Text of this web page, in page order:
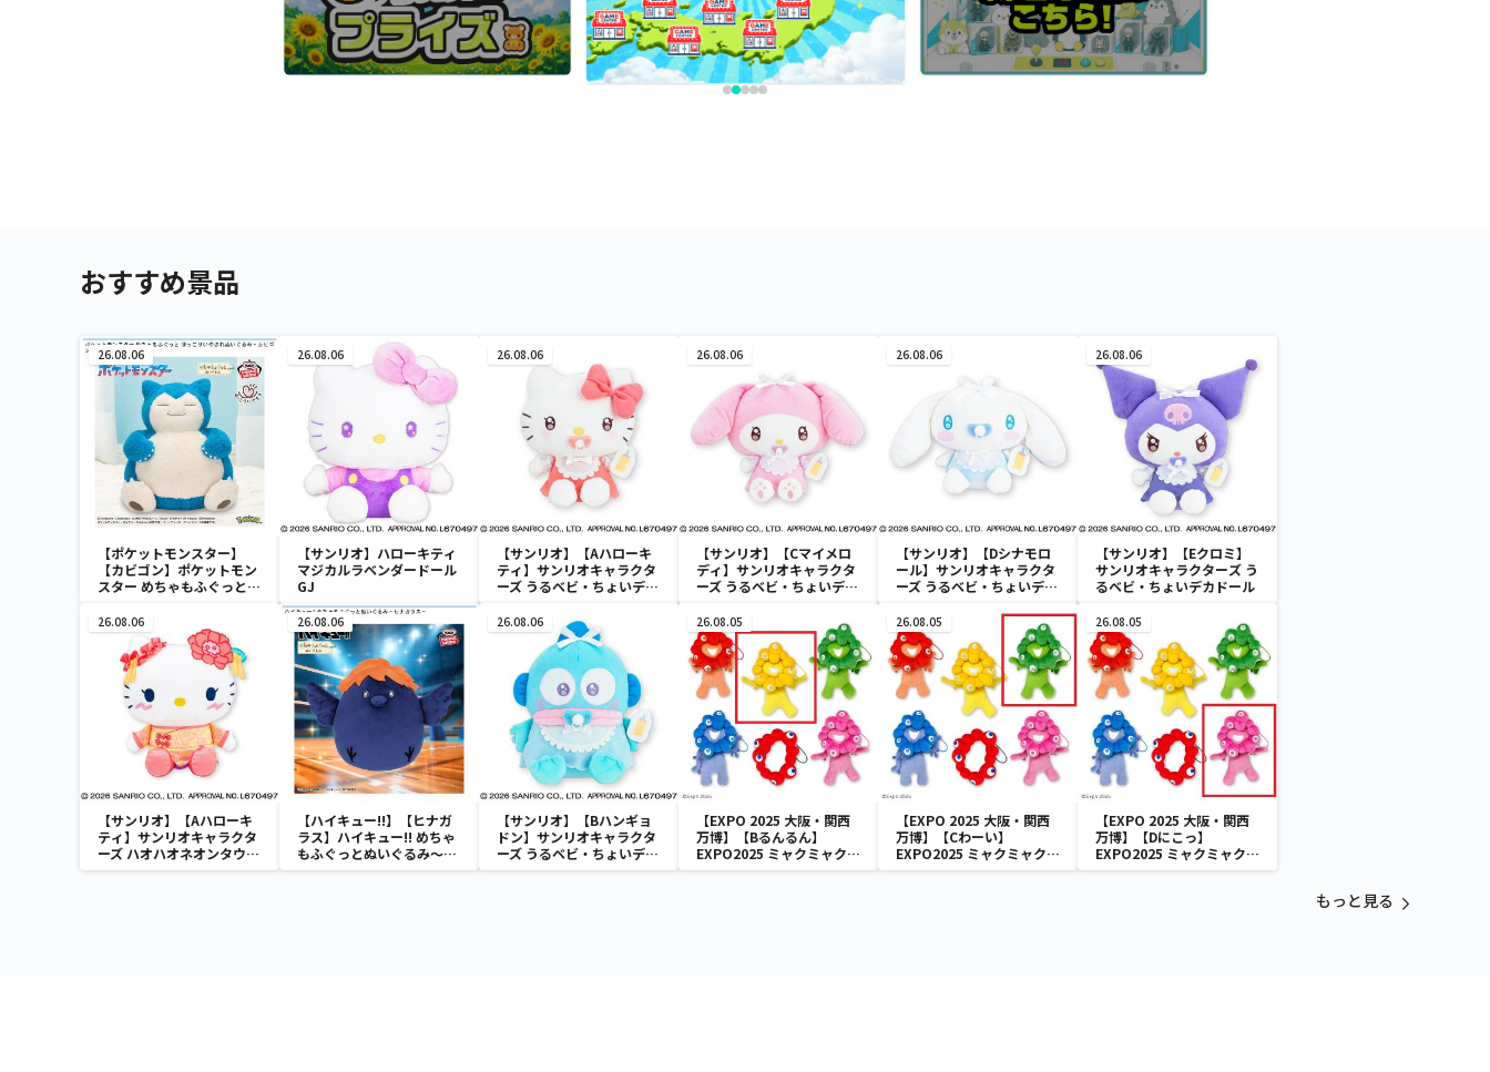
おすすめ景品
26.08.06
【ポケットモンスター】
【カビゴン】ポケットモン
スター めちゃもふぐっと
み～カビゴン～
26.08.06
【サンリオ】ハローキティ
マジカルラベンダードール
GJ
26.08.06
【サンリオ】【Aハローキ
ティ】サンリオキャラクタ
ーズ うるベビ・ちょいデカ
26.08.06
【サンリオ】【Cマイメロ
ディ】サンリオキャラクタ
ーズ うるベビ・ちょいデカ
26.08.06
【サンリオ】【Dシナモロ
ール】サンリオキャラクタ
ーズ うるベビ・ちょいデカ
26.08.06
【サンリオ】【Eクロミ】
サンリオキャラクターズ う
るベビ・ちょいデカドール
26.08.06
【サンリオ】【Aハローキ
ティ】サンリオキャラクタ
ーズ ハオハオネオンタウン
ドールBIGタイプ1
26.08.06
【ハイキュー!!】【ヒナガ
ラス】ハイキュー!! めちゃ
もふぐっとぬいぐるみ～ヒ
ナガラス～
26.08.06
【サンリオ】【Bハンギョ
ドン】サンリオキャラクタ
ーズ うるベビ・ちょいデカ
ドール
26.08.05
【EXPO 2025 大阪・関西
万博】【Bるんるん】
EXPO2025 ミャクミャク
カラフルゴム紐付きぬいぐ
26.08.05
【EXPO 2025 大阪・関西
万博】【Cわーい】
EXPO2025 ミャクミャク
カラフルゴム紐付きぬいぐ
26.08.05
【EXPO 2025 大阪・関西
万博】【Dにこっ】
EXPO2025 ミャクミャク
カラフルゴム紐付きぬいぐ
もっと見る